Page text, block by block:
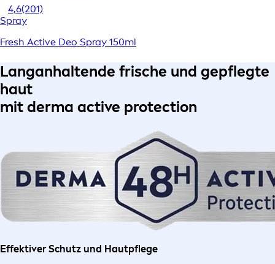
4,6(201)
Spray
Fresh Active Deo Spray 150ml
Langanhaltende frische und gepflegte
haut
mit derma active protection
Effektiver Schutz und Hautpflege